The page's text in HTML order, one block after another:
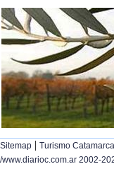
Sitemap | Turismo Catamarca
/www.diarioc.com.ar 2002-